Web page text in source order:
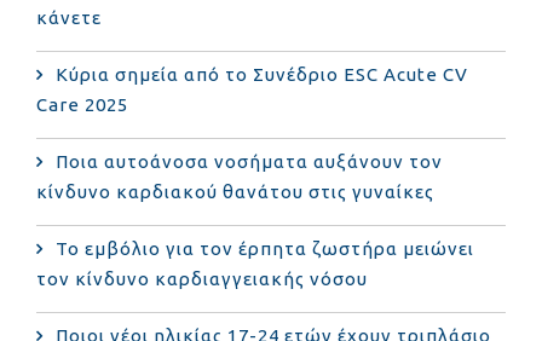
κάνετε
Κύρια σημεία από το Συνέδριο ESC Acute CV
Care 2025
Ποια αυτοάνοσα νοσήματα αυξάνουν τον
κίνδυνο καρδιακού θανάτου στις γυναίκες
Το εμβόλιο για τον έρπητα ζωστήρα μειώνει
τον κίνδυνο καρδιαγγειακής νόσου
Ποιοι νέοι ηλικίας 17-24 ετών έχουν τριπλάσιο